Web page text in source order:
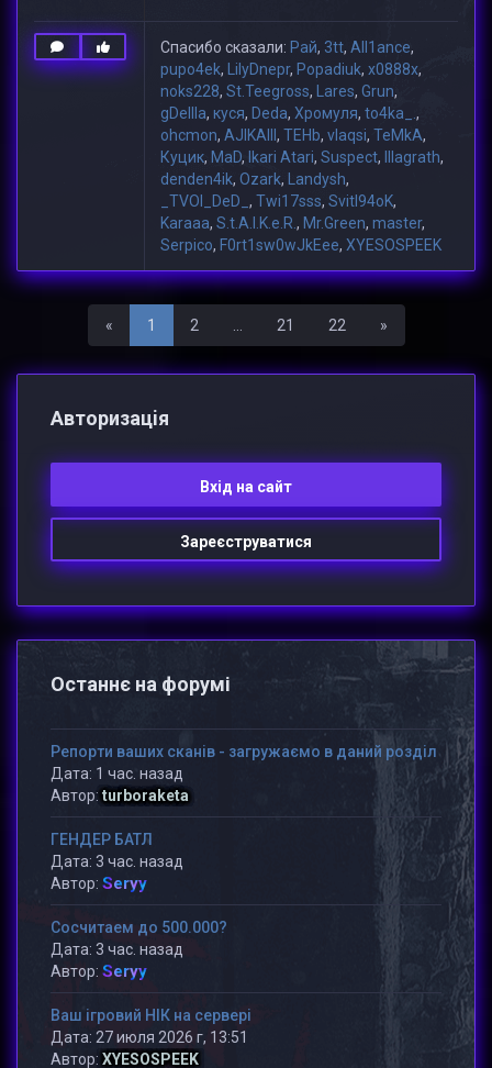
Спасибо сказали: Рай, 3tt, All1ance,
pupo4ek, LilyDnepr, Popadiuk, x0888x,
noks228, St.Teegross, Lares, Grun,
gDeIIIa, куся, Deda, Хромуля, to4ka_.,
ohcmon, AJIKAIII , TEHb, vlaqsi, TeMkA,
Куцик, MaD, Ikari Atari, Suspect, lllagrath,
denden4ik, Ozark, Landysh,
_TVOI_DeD_ , Twi17sss, Svitl94oK,
Karaaa, S.t.A.l.K.e.R., Mr.Green, master,
Serpico, F0rt1sw0wJkEee, XYESOSPEEK
«Назад
1 2 ... 21 22 »Вперед
Авторизацiя
Вхiд на сайт
Зареєструватися
Останнє на форумі
Репорти ваших сканів - загружаємо в даний розділ
Дата: 1 час. назад
Автор: turboraketa
ГЕНДЕР БАТЛ
Дата: 3 час. назад
Автор: Seryy
Сосчитаем до 500.000?
Дата: 3 час. назад
Автор: Seryy
Ваш ігровий НІК на сервері
Дата: 27 июля 2026 г, 13:51
Автор: XYESOSPEEK